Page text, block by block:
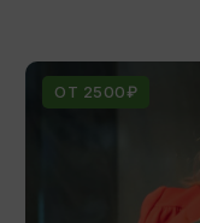
ОТ 2500₽